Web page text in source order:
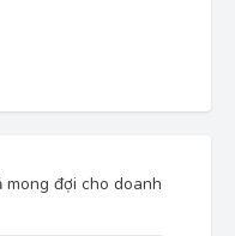
đợi cho doanh